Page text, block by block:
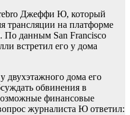
Джеффи Ю, который
трансляции на платформе
По данным San Francisco
встретил его у дома
двухэтажного дома его
обвинения в
финансовые
журналиста Ю ответил: